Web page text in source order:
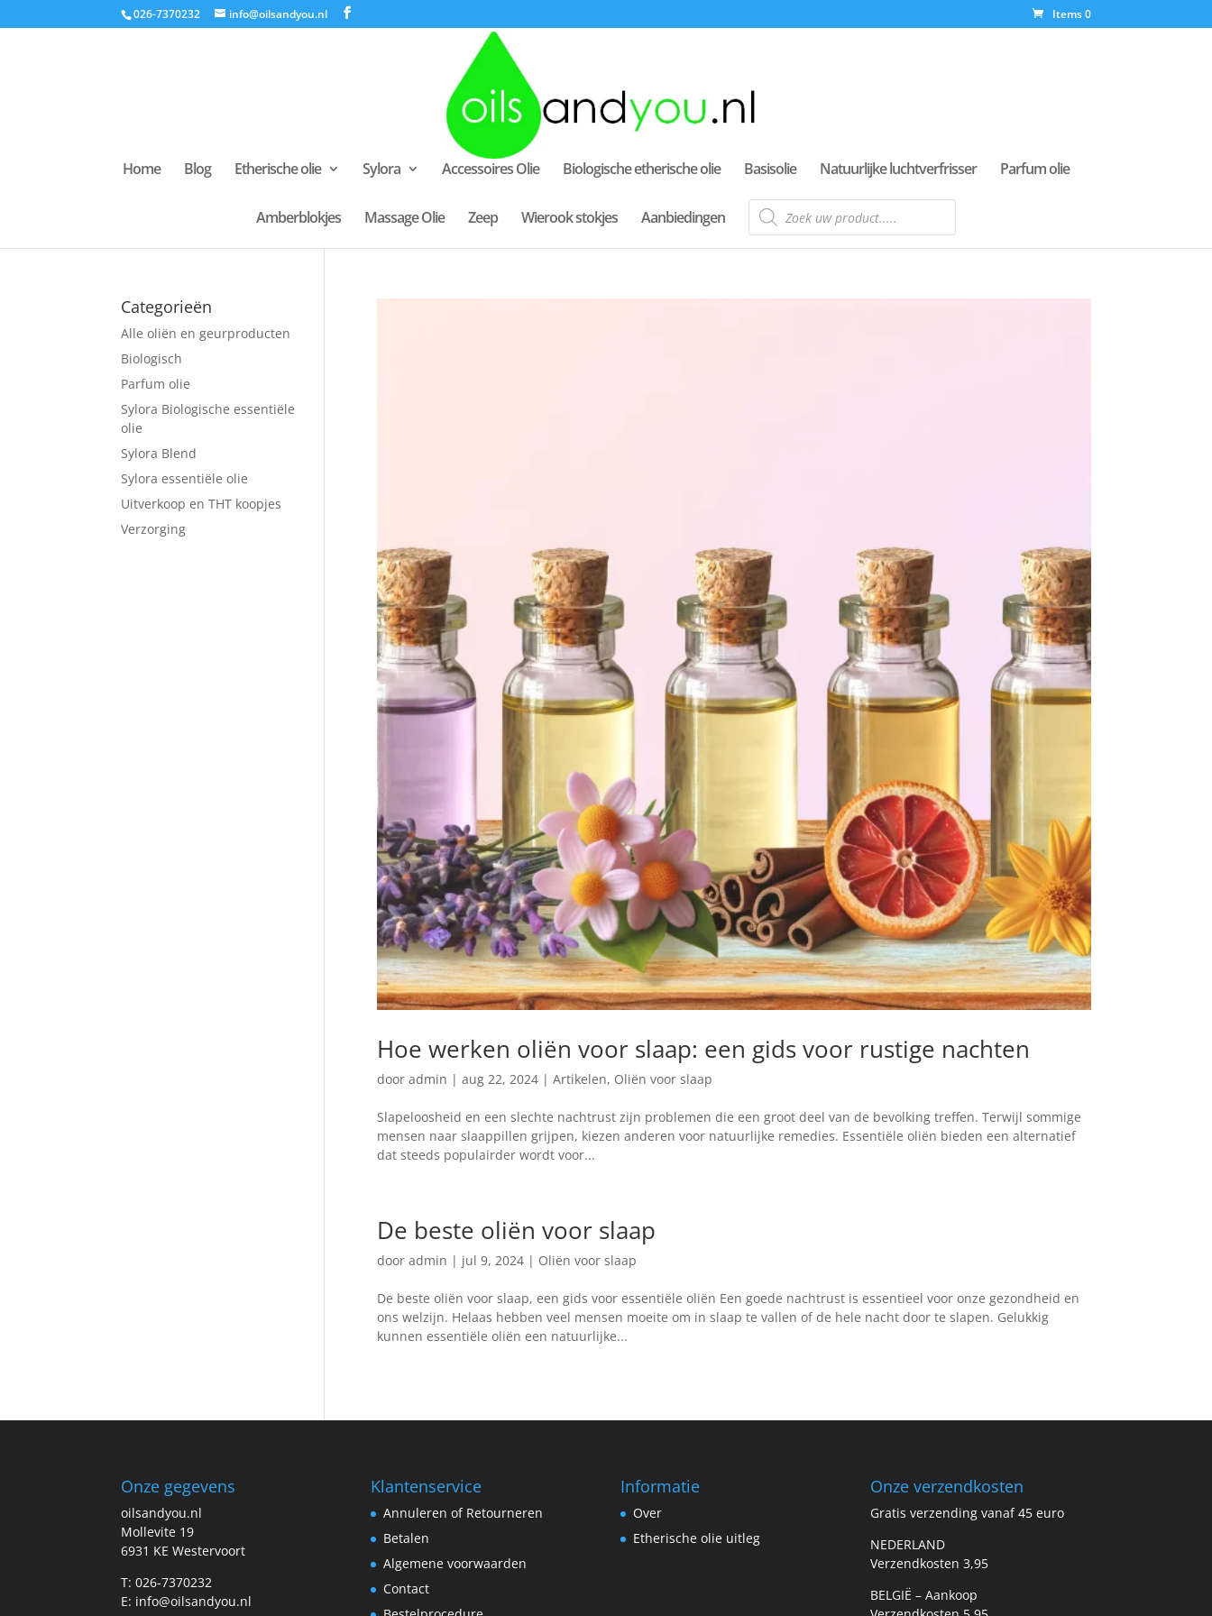
026-7370232 info@oilsandyou.nl Items 0
Home Blog Etherische olie Sylora Accessoires Olie Biologische etherische olie Basisolie Natuurlijke luchtverfrisser Parfum olie
Amberblokjes Massage Olie Zeep Wierook stokjes Aanbiedingen
Producten
zoeken
Hoe werken oliën voor slaap: een gids voor rustige nachten
door admin | aug 22, 2024| Artikelen, Oliën voor slaap
Slapeloosheid en een slechte nachtrust zijn problemen die een groot deel van de bevolking treffen. Terwijl sommige
mensen naar slaappillen grijpen, kiezen anderen voor natuurlijke remedies. Essentiële oliën bieden een alternatief
dat steeds populairder wordt voor...
De beste oliën voor slaap
door admin | jul 9, 2024| Oliën voor slaap
De beste oliën voor slaap, een gids voor essentiële oliën Een goede nachtrust is essentieel voor onze gezondheid en
ons welzijn. Helaas hebben veel mensen moeite om in slaap te vallen of de hele nacht door te slapen. Gelukkig
kunnen essentiële oliën een natuurlijke...
Categorieën
Alle oliën en geurproducten
Biologisch
Parfum olie
Sylora Biologische essentiële
olie
Sylora Blend
Sylora essentiële olie
Uitverkoop en THT koopjes
Verzorging
Onze gegevens
oilsandyou.nl
Mollevite 19
6931 KE Westervoort
T: 026-7370232
E: info@oilsandyou.nl
Klantenservice
Annuleren of Retourneren
Betalen
Algemene voorwaarden
Contact
Informatie
Over
Etherische olie uitleg
Onze verzendkosten
Gratis verzending vanaf 45 euro
NEDERLAND
Verzendkosten 3,95
BELGIË – Aankoop